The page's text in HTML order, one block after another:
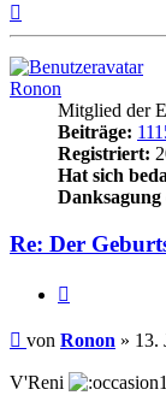
oben
Ronon
Mitglied der
Beiträge:
Registriert:
Hat sich
Re: Der
Beitrag
von Ronon » 13.
V'Reni